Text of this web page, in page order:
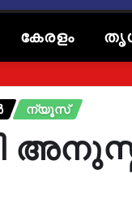
കേരളം
ന്യൂസ്